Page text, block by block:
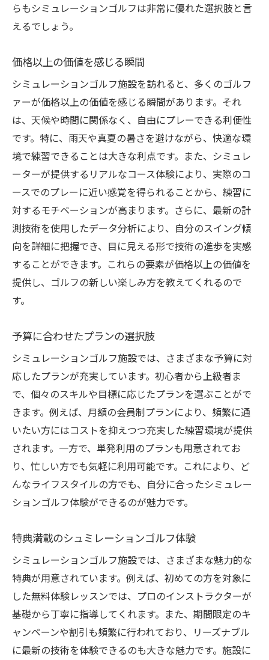
らもシミュレーションゴルフは非常に優れた選択肢と言
えるでしょう。
価格以上の価値を感じる瞬間
シミュレーションゴルフ施設を訪れると、多くのゴルフ
ァーが価格以上の価値を感じる瞬間があります。それ
は、天候や時間に関係なく、自由にプレーできる利便性
です。特に、雨天や真夏の暑さを避けながら、快適な環
境で練習できることは大きな利点です。また、シミュレ
ーターが提供するリアルなコース体験により、実際のコ
ースでのプレーに近い感覚を得られることから、練習に
対するモチベーションが高まります。さらに、最新の計
測技術を使用したデータ分析により、自分のスイング傾
向を詳細に把握でき、目に見える形で技術の進歩を実感
することができます。これらの要素が価格以上の価値を
提供し、ゴルフの新しい楽しみ方を教えてくれるので
す。
予算に合わせたプランの選択肢
シミュレーションゴルフ施設では、さまざまな予算に対
応したプランが充実しています。初心者から上級者ま
で、個々のスキルや目標に応じたプランを選ぶことがで
きます。例えば、月額の会員制プランにより、頻繁に通
いたい方にはコストを抑えつつ充実した練習環境が提供
されます。一方で、単発利用のプランも用意されてお
り、忙しい方でも気軽に利用可能です。これにより、ど
んなライフスタイルの方でも、自分に合ったシミュレー
ションゴルフ体験ができるのが魅力です。
特典満載のシュミレーションゴルフ体験
シミュレーションゴルフ施設では、さまざまな魅力的な
特典が用意されています。例えば、初めての方を対象に
した無料体験レッスンでは、プロのインストラクターが
基礎から丁寧に指導してくれます。また、期間限定のキ
ャンペーンや割引も頻繁に行われており、リーズナブル
に最新の技術を体験できるのも大きな魅力です。施設に